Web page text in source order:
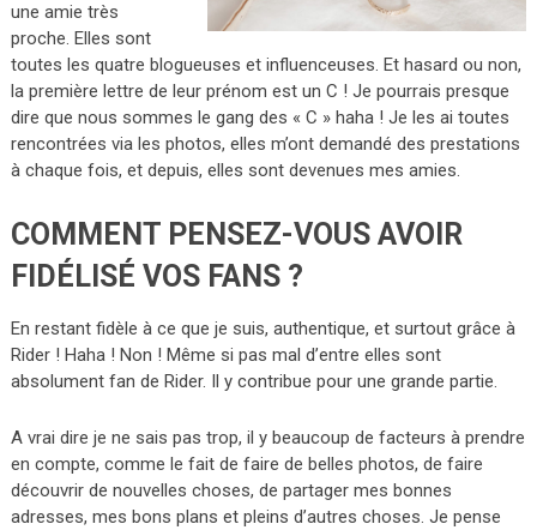
une amie très
proche. Elles sont
toutes les quatre blogueuses et influenceuses. Et hasard ou non,
la première lettre de leur prénom est un C ! Je pourrais presque
dire que nous sommes le gang des « C » haha ! Je les ai toutes
rencontrées via les photos, elles m’ont demandé des prestations
à chaque fois, et depuis, elles sont devenues mes amies.
COMMENT PENSEZ-VOUS AVOIR
FIDÉLISÉ VOS FANS ?
En restant fidèle à ce que je suis, authentique, et surtout grâce à
Rider ! Haha ! Non ! Même si pas mal d’entre elles sont
absolument fan de Rider. Il y contribue pour une grande partie.
A vrai dire je ne sais pas trop, il y beaucoup de facteurs à prendre
en compte, comme le fait de faire de belles photos, de faire
découvrir de nouvelles choses, de partager mes bonnes
adresses, mes bons plans et pleins d’autres choses. Je pense